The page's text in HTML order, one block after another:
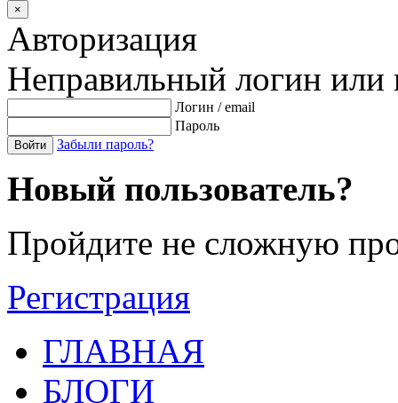
×
Авторизация
Неправильный логин или
Логин / email
Пароль
Войти Забыли пароль?
Новый пользователь?
Пройдите не сложную
Регистрация
ГЛАВНАЯ
БЛОГИ